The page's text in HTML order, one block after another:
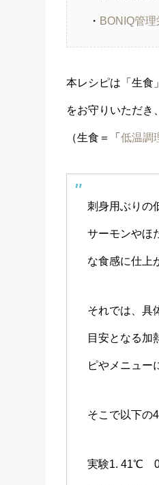
・ BONIQ管
本レシピは「生食
をお守りいただき
（生食＝「低温調
刺身用ぶりの
サーモンやほ
な食感に仕上
それでは、具
目安となる加
ピやメニュー
そこで以下の
実験1. 41℃